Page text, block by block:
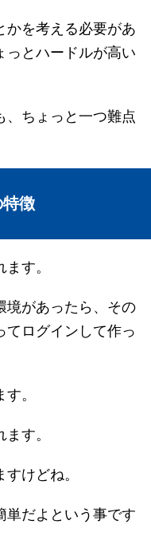
かを考える必要があ
っとハードルが高い
、ちょっと一つ難点
徴
す。
境があったら、その
てログインして作っ
。
す。
けどね。
単だよという事です